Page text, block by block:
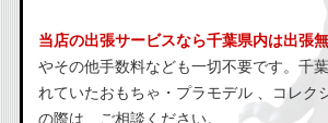
当店の出張サービスなら千葉県内は出張無
やその他手数料なども一切不要です。千
れていたおもちゃ・プラモデル 、コレク
の際は、ご相談ください。